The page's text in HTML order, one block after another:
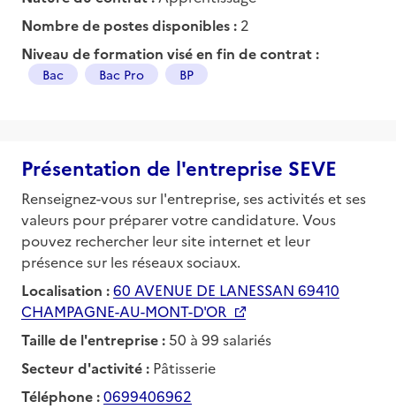
Nombre de postes disponibles : 2
Niveau de formation visé en fin de contrat :
Bac Bac Pro BP
Présentation de l'entreprise SEVE
Renseignez-vous sur l'entreprise, ses activités et ses
valeurs pour préparer votre candidature. Vous
pouvez rechercher leur site internet et leur
présence sur les réseaux sociaux.
Localisation :60 AVENUE DE LANESSAN 69410
CHAMPAGNE-AU-MONT-D'OR
Taille de l'entreprise : 50 à 99 salariés
Secteur d'activité : Pâtisserie
Téléphone :0699406962